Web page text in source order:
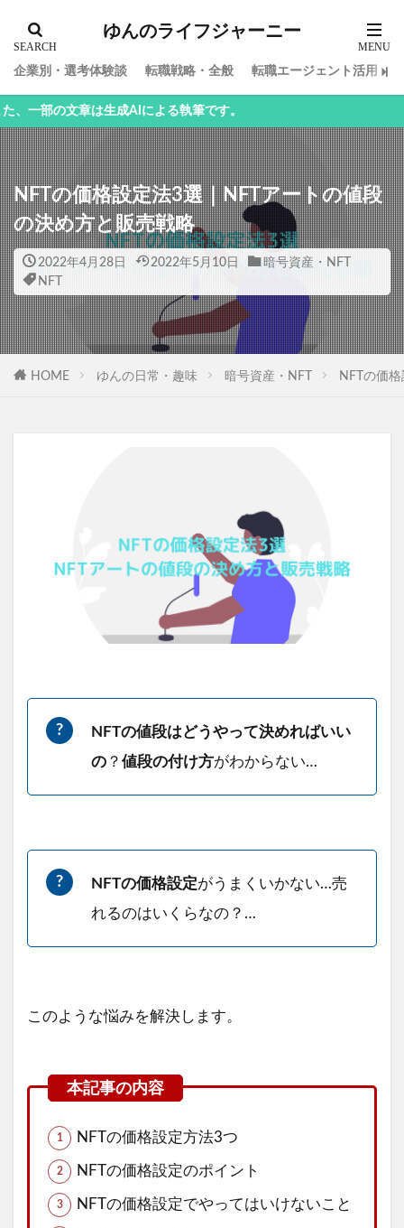
ゆんのライフジャーニー
企業別・選考体験談 転職戦略・全般 転職エージェント活用
は生成AIによる執筆です。
NFTの価格設定法3選｜NFTアートの値段
の決め方と販売戦略
2022年4月28日 2022年5月10日
暗号資産・NFT
NFT
HOME ゆんの日常・趣味 暗号資産・NFT NFTの価
NFTの値段はどうやって決めればいい
の ？ 値段の付け方がわからない…
NFTの価格設定がうまくいかない…売
れるのはいくらなの？…
このような悩みを解決します。
NFTの価格設定方法3つ
NFTの価格設定のポイント
NFTの価格設定でやってはいけないこと